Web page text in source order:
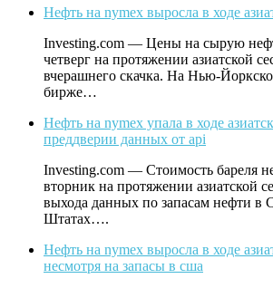
Нефть на nymex выросла в ходе
Investing.com — Цены на сырую
четверг на протяжении азиатской
вчерашнего скачка. На Нью-
бирже…
Нефть на nymex упала в ходе
преддверии данных от api
Investing.com — Стоимость бареля
вторник на протяжении азиатской
выхода данных по запасам нефти в
Штатах….
Нефть на nymex выросла в ходе
несмотря на запасы в сша